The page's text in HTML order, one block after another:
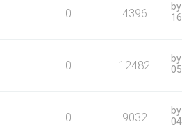
0 4396 by
0 12482 by
0 9032 by